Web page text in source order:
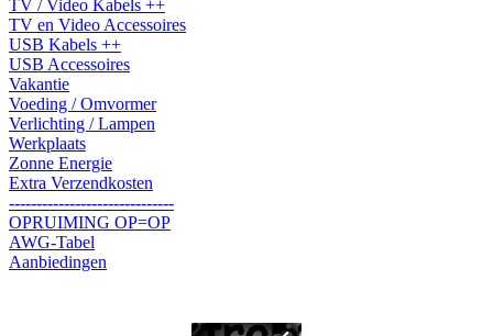
TV / Video Kabels ++
TV en Video Accessoires
USB Kabels ++
USB Accessoires
Vakantie
Voeding / Omvormer
Verlichting / Lampen
Werkplaats
Zonne Energie
Extra Verzendkosten
------------------------------
OPRUIMING OP=OP
AWG-Tabel
Aanbiedingen